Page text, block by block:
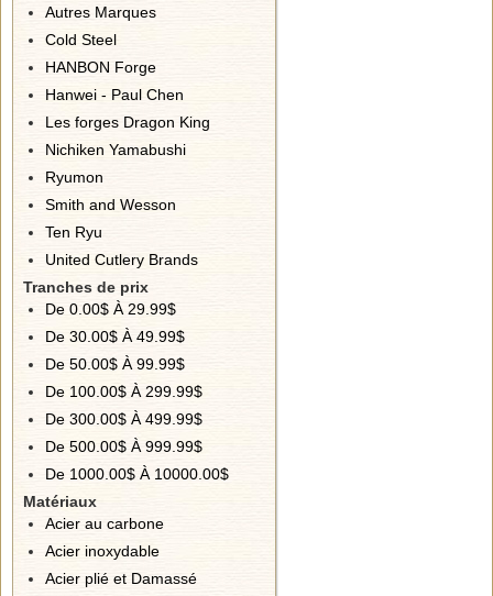
Autres Marques
Cold Steel
HANBON Forge
Hanwei - Paul Chen
Les forges Dragon King
Nichiken Yamabushi
Ryumon
Smith and Wesson
Ten Ryu
United Cutlery Brands
Tranches de prix
De 0.00$ À 29.99$
De 30.00$ À 49.99$
De 50.00$ À 99.99$
De 100.00$ À 299.99$
De 300.00$ À 499.99$
De 500.00$ À 999.99$
De 1000.00$ À 10000.00$
Matériaux
Acier au carbone
Acier inoxydable
Acier plié et Damassé